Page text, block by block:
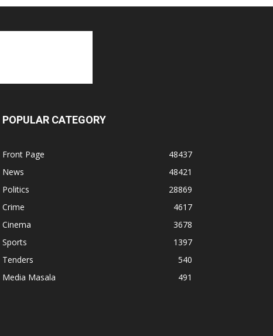
POPULAR CATEGORY
Front Page
48437
News
48421
Politics
28869
Crime
4617
Cinema
3678
Sports
1397
Tenders
540
Media Masala
491